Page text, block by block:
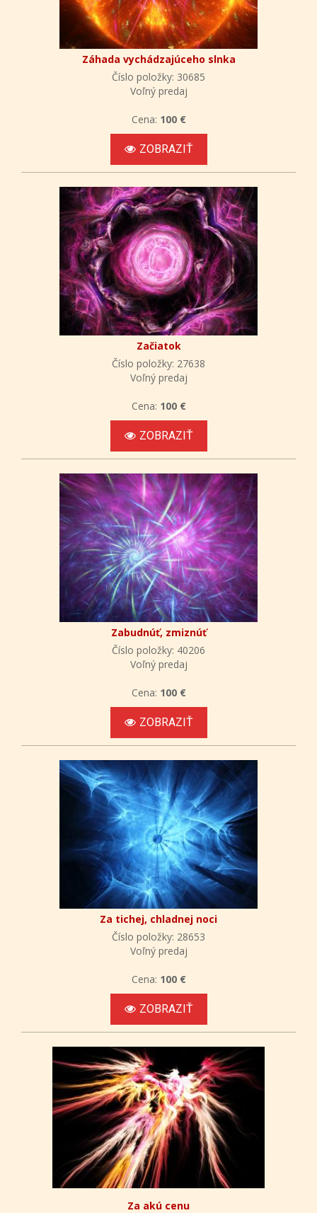
Záhada vychádzajúceho slnka
Číslo položky: 30685
Voľný predaj
Cena: 100 €
ZOBRAZIŤ
Začiatok
Číslo položky: 27638
Voľný predaj
Cena: 100 €
ZOBRAZIŤ
Zabudnúť, zmiznúť
Číslo položky: 40206
Voľný predaj
Cena: 100 €
ZOBRAZIŤ
Za tichej, chladnej noci
Číslo položky: 28653
Voľný predaj
Cena: 100 €
ZOBRAZIŤ
Za akú cenu